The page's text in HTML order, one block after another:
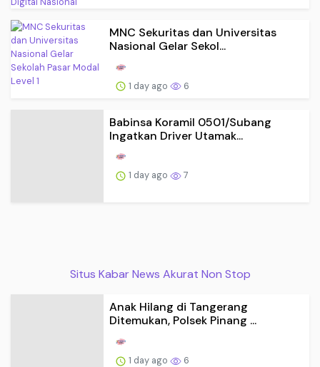
MNC Sekuritas dan Universitas
Nasional Gelar Sekol...
1 day ago 6
Babinsa Koramil 0501/Subang
Ingatkan Driver Utamak...
1 day ago 7
Situs Kabar News Akurat Non Stop
Anak Hilang di Tangerang
Ditemukan, Polsek Pinang ...
1 day ago 6